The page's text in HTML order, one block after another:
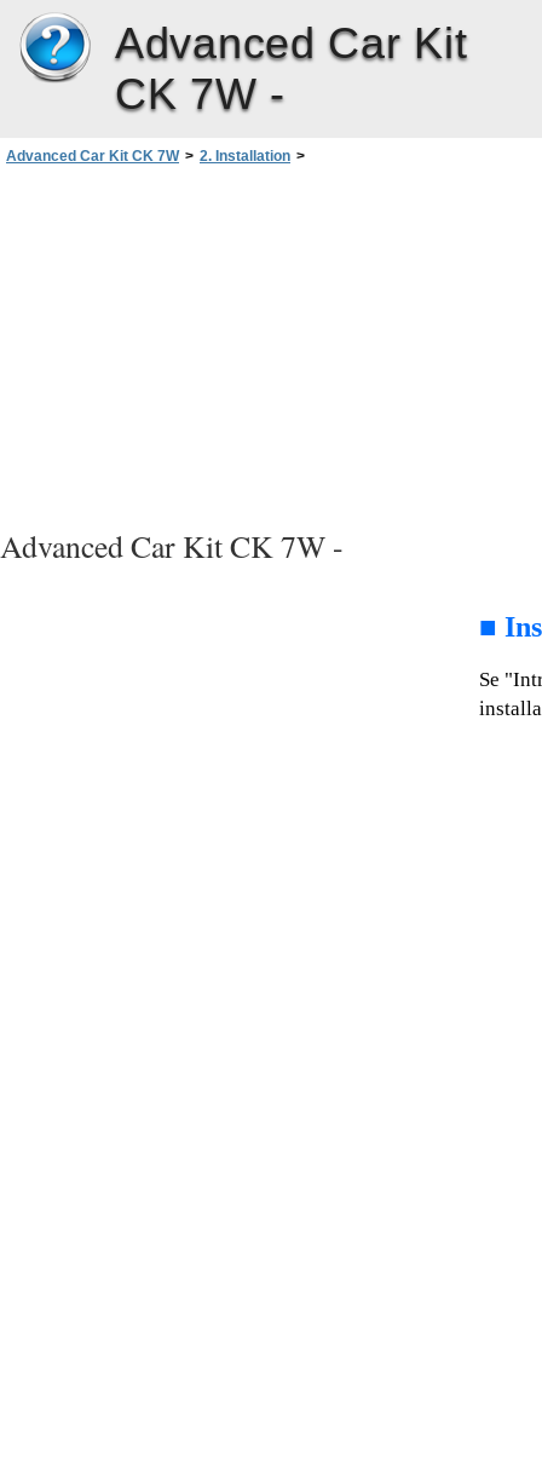
Advanced Car Kit
CK 7W -
Advanced Car Kit CK 7W > 2. Installation >
Advanced Car Kit CK 7W -
■
Se